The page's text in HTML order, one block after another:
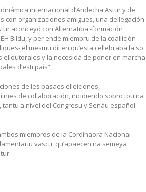
internacional d’Andecha Astur y de
con organizaciones amigues, una dellegación
aconceyó con Alternatiba -formación
Bildu, y per ende miembru de la coallición
el mesmu díi en qu’esta cellebraba la so
elleutorales y la necesidá de poner en marcha
d’esti país”.
de les pasaes elleiciones,
de collaboración, incidiendo sobro tou na
tantu a nivel del Congresu y Senáu español
miembros de la Cordinaora Nacional
vascu, qu’apaecen na semeya